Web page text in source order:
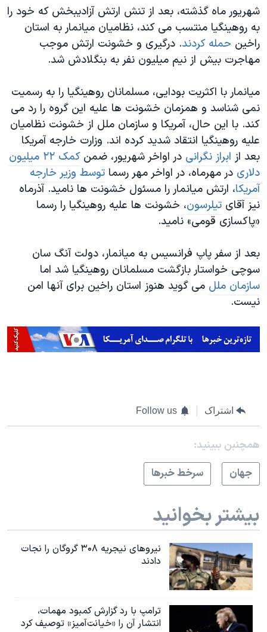
شهریور ماه گذشته، بعد از تنش ارتش آزادیبخش که خود را
به روهینگیا منتسب می کند، نظامیان میانمار به استان
راخین حمله کردند. درگیری و خشونت ارتش موجب
مهاجرت بیش از نیم میلیون نفر به بنگلادش شد.
میانمار با اکثریت بودایی، مسلمانان روهینگیا را به رسمیت
نمی شناسد و همزمان خشونت ها علیه این گروه را رد می
کند. با این حال، آمریکا و سازمان ملل از خشونت نظامیان
علیه روهینگیا انتقاد شدید کرده اند. وزارت خارجه آمریکا
بعد از ابراز نگرانی در اواخر شهریور، ضمن
کمک ۲۲ میلیون
دلاری در مهرماه، در اواخر مهر رسما توسط وزیر خارجه
آمریکا، ارتش میانمار را مسئول خشونت ها نامید. آذرماه
نیز آقای تیلرسون، خشونت ها علیه روهینگیا را رسما
«پاکسازی قومی» نامید.
بعد از سفر پاپ فرانسیس به میانمار، دولت آنگ سان
سوچی خواستار بازگشت مسلمانان روهینگیا شد اما
سازمان ملل می گوید هنوز استان راخین برای آنها امن
نیست.
اشتراک Follow us
همچنبن ببینید:
جهان
سرخط خبرها
بیشتر بخوانید
نیروهای نیجریه‌ ۳۰۸ گروگان را نجات
دادند
ترامپ با رد گزارش کمبود مهمات،
انتشار آن را «خیانت‌آمیز» توصیف کرد